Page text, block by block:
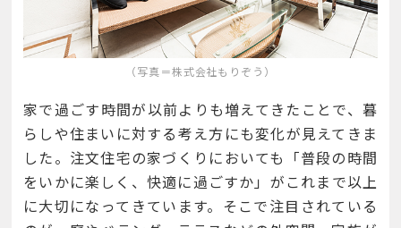
（写真＝株式会社もりぞう）
家で過ごす時間が以前よりも増えてきたことで、暮
らしや住まいに対する考え方にも変化が見えてきま
した。注文住宅の家づくりにおいても「普段の時間
をいかに楽しく、快適に過ごすか」がこれまで以上
に大切になってきています。そこで注目されている